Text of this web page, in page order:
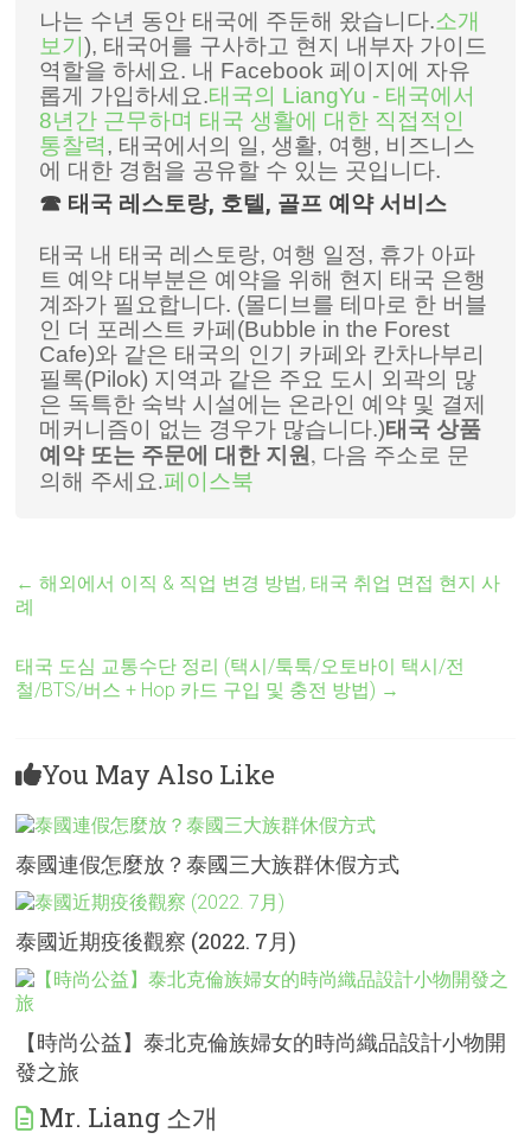
나는 수년 동안 태국에 주둔해 왔습니다.소개
보기), 태국어를 구사하고 현지 내부자 가이드
역할을 하세요. 내 Facebook 페이지에 자유
롭게 가입하세요.태국의 LiangYu - 태국에서
8년간 근무하며 태국 생활에 대한 직접적인
통찰력, 태국에서의 일, 생활, 여행, 비즈니스
에 대한 경험을 공유할 수 있는 곳입니다.
☎ 태국 레스토랑, 호텔, 골프 예약 서비스
태국 내 태국 레스토랑, 여행 일정, 휴가 아파
트 예약 대부분은 예약을 위해 현지 태국 은행
계좌가 필요합니다. (몰디브를 테마로 한 버블
인 더 포레스트 카페(Bubble in the Forest
Cafe)와 같은 태국의 인기 카페와 칸차나부리
필록(Pilok) 지역과 같은 주요 도시 외곽의 많
은 독특한 숙박 시설에는 온라인 예약 및 결제
메커니즘이 없는 경우가 많습니다.)태국 상품
예약 또는 주문에 대한 지원, 다음 주소로 문
의해 주세요.페이스북
← 해외에서 이직 & 직업 변경 방법, 태국 취업 면접 현지 사
례
태국 도심 교통수단 정리 (택시/툭툭/오토바이 택시/전
철/BTS/버스 + Hop 카드 구입 및 충전 방법) →
You May Also Like
泰國連假怎麼放？泰國三大族群休假方式
泰國近期疫後觀察 (2022. 7月)
【時尚公益】泰北克倫族婦女的時尚織品設計小物開
發之旅
Mr. Liang 소개